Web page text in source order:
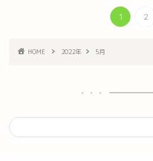
1 2
HOME 2022年 5月